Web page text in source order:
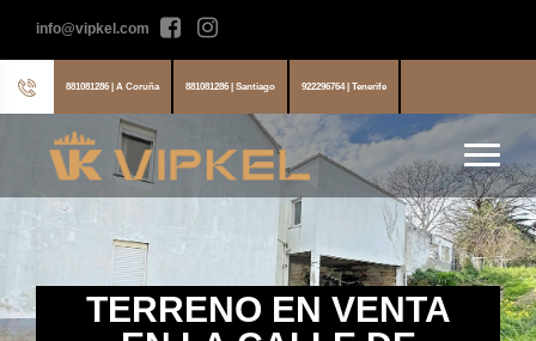
info@vipkel.com
881081286 | A Coruña 881081286 | Santiago 922296764 | Tenerife
TERRENO EN VENTA